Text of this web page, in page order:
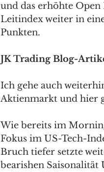
und das erhöhte
Leitindex weiter in
Punkten.
JK Trading Blog-
Ich gehe auch
Aktienmarkt und hier
Wie bereits im
Fokus im US-Tech-
Bruch tiefer setzte
bearishen